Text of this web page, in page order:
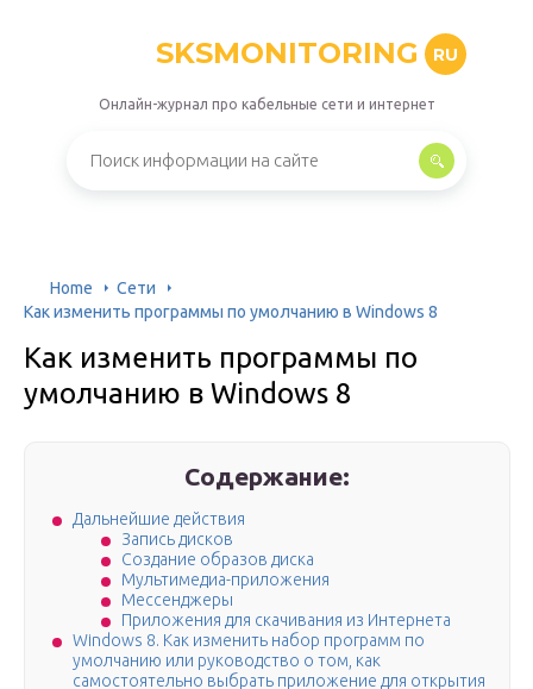
SKSMONITORING RU
Онлайн-журнал про кабельные сети и интернет
Home
Сети
Как изменить программы по умолчанию в Windows 8
Как изменить программы по
умолчанию в Windows 8
Содержание:
Дальнейшие действия
Запись дисков
Создание образов диска
Мультимедиа-приложения
Мессенджеры
Приложения для скачивания из Интернета
Windows 8. Как изменить набор программ по
умолчанию или руководство о том, как
самостоятельно выбрать приложение для открытия